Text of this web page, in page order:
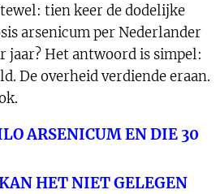
tien keer de dodelijke
arsenicum per Nederlander
jaar? Het antwoord is simpel:
De overheid verdiende eraan.
ARSENICUM EN DIE 30
HET NIET GELEGEN